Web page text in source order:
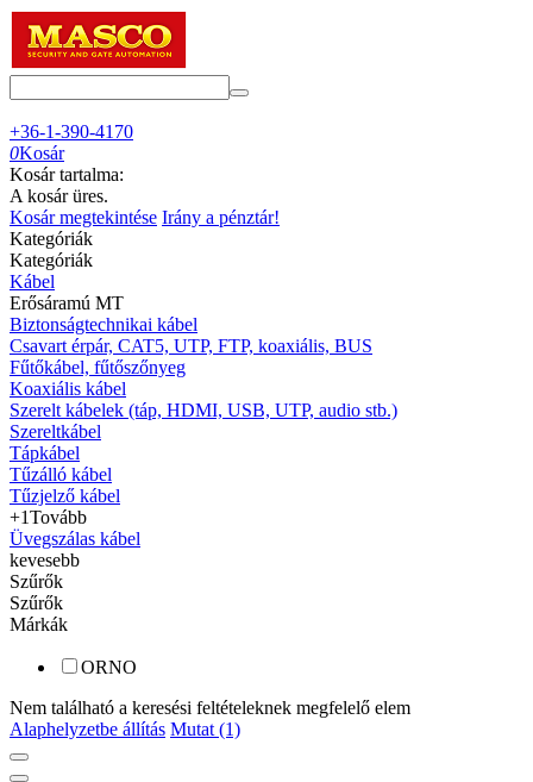
+36-1-390-4170
0Kosár
Kosár tartalma:
A kosár üres.
Kosár megtekintése Irány a pénztár!
Kategóriák
Kategóriák
Kábel
Erősáramú MT
Biztonságtechnikai kábel
Csavart érpár, CAT5, UTP, FTP, koaxiális, BUS
Fűtőkábel, fűtőszőnyeg
Koaxiális kábel
Szerelt kábelek (táp, HDMI, USB, UTP, audio stb.)
Szereltkábel
Tápkábel
Tűzálló kábel
Tűzjelző kábel
+1Tovább
Üvegszálas kábel
kevesebb
Szűrők
Szűrők
Márkák
ORNO
Nem található a keresési feltételeknek megfelelő elem
Alaphelyzetbe állítás Mutat (1)